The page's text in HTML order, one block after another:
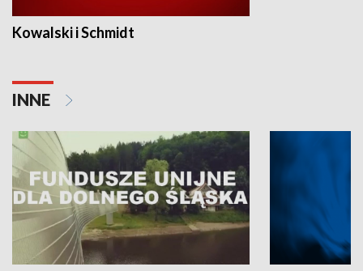
Kowalski i Schmidt
INNE